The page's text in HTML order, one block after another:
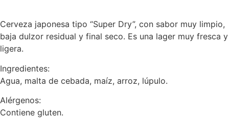
Cerveza japonesa tipo “Super Dry”, con sabor muy limpio,
baja dulzor residual y final seco. Es una lager muy fresca y
ligera.
Ingredientes:
Agua, malta de cebada, maíz, arroz, lúpulo.
Alérgenos:
Contiene gluten.